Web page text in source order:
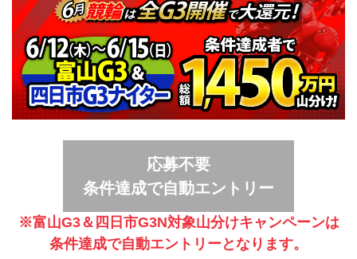
応募不要
条件達成で自動エントリー
※富山G3＆四日市G3N対象山分けキャンペーンは
条件達成で自動エントリーとなります。